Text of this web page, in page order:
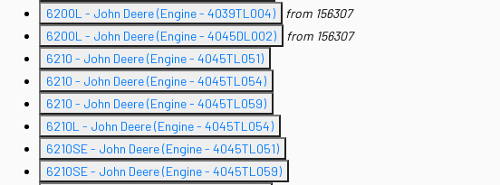
6200L - John Deere (Engine - 4039TL004)
from 156307
6200L - John Deere (Engine - 4045DL002)
from 156307
6210 - John Deere (Engine - 4045TL051)
6210 - John Deere (Engine - 4045TL054)
6210 - John Deere (Engine - 4045TL059)
6210L - John Deere (Engine - 4045TL054)
6210SE - John Deere (Engine - 4045TL051)
6210SE - John Deere (Engine - 4045TL059)